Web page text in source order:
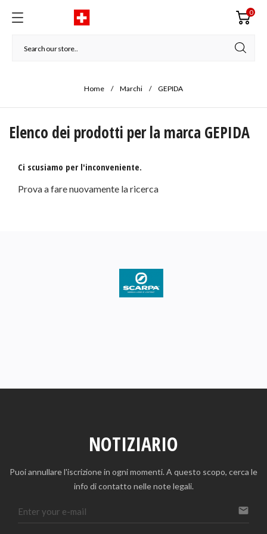
0
Home Marchi GEPIDA
Elenco dei prodotti per la marca GEPIDA
Ci scusiamo per l'inconveniente.
Prova a fare nuovamente la ricerca
NOTIZIARIO
Puoi annullare l'iscrizione in ogni momenti. A questo scopo, cerca le
info di contatto nelle note legali.
